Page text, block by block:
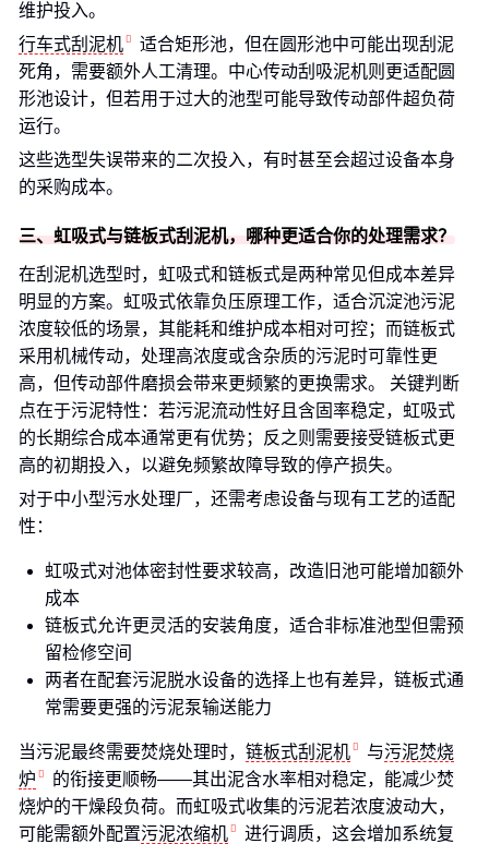
维护投入。
行车式刮泥机
适合矩形池，但在圆形池中可能出现刮泥
死角，需要额外人工清理。中心传动刮吸泥机则更适配圆
形池设计，但若用于过大的池型可能导致传动部件超负荷
运行。
这些选型失误带来的二次投入，有时甚至会超过设备本身
的采购成本。
三、虹吸式与链板式刮泥机，哪种更适合你的处理需求？
在刮泥机选型时，虹吸式和链板式是两种常见但成本差异
明显的方案。虹吸式依靠负压原理工作，适合沉淀池污泥
浓度较低的场景，其能耗和维护成本相对可控；而链板式
采用机械传动，处理高浓度或含杂质的污泥时可靠性更
高，但传动部件磨损会带来更频繁的更换需求。 关键判断
点在于污泥特性：若污泥流动性好且含固率稳定，虹吸式
的长期综合成本通常更有优势；反之则需要接受链板式更
高的初期投入，以避免频繁故障导致的停产损失。
对于中小型污水处理厂，还需考虑设备与现有工艺的适配
性：
虹吸式对池体密封性要求较高，改造旧池可能增加额外
成本
链板式允许更灵活的安装角度，适合非标准池型但需预
留检修空间
两者在配套污泥脱水设备的选择上也有差异，链板式通
常需要更强的污泥泵输送能力
当污泥最终需要焚烧处理时， 链板式刮泥机 与污泥焚烧
炉
的衔接更顺畅——其出泥含水率相对稳定，能减少焚
烧炉的干燥段负荷。而虹吸式收集的污泥若浓度波动大，
可能需额外配置污泥浓缩机
进行调质，这会增加系统复